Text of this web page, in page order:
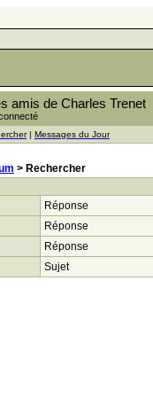
amis de Charles Trenet
| Messages du Jour
> Rechercher
Réponse
Réponse
Réponse
Sujet